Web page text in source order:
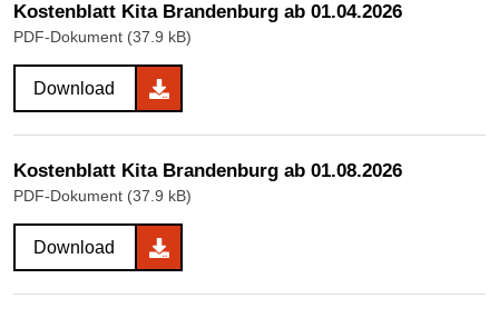
Kostenblatt Kita Brandenburg ab 01.04.2026
PDF-Dokument (37.9 kB)
Download
Kostenblatt Kita Brandenburg ab 01.08.2026
PDF-Dokument (37.9 kB)
Download